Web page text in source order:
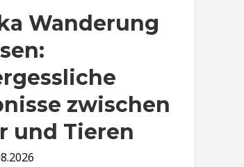
Wanderung
zwischen
und Tieren